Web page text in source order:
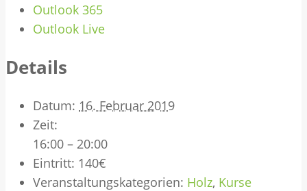
Outlook 365
Outlook Live
Details
Datum: 16. Februar 2019
Zeit:
16:00 – 20:00
Eintritt: 140€
Veranstaltungskategorien: Holz, Kurse